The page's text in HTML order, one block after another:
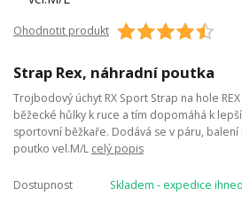
Ohodnotit produkt
Strap Rex, náhradní poutka
Trojbodový úchyt RX Sport Strap na hole
běžecké hůlky k ruce a tím dopomáhá k
sportovní běžkaře. Dodává se v páru,
poutko vel.M/L celý popis
Dostupnost
Skladem - expedice